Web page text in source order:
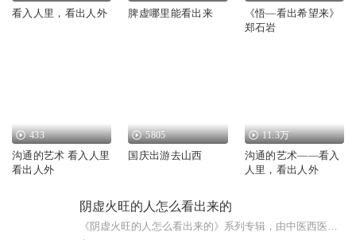
看入人里，看出人外 脾虚哪里能看出来
《悟—看出希望来》
郑石岩
433
沟通的艺术 看入人里
看出人外
5805
国庆出游去山西
11.3万
沟通的艺术——看入
人里，看出人外
阴虚火旺的人怎么看出来的